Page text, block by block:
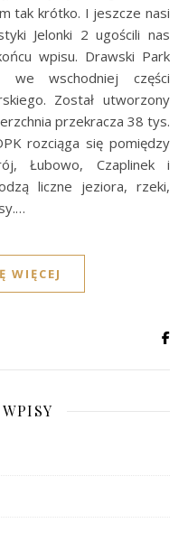
tak krótko. I jeszcze nasi
Jelonki 2 ugościli nas
wpisu. Drawski Park
we wschodniej części
Został utworzony
przekracza 38 tys.
rozciąga się pomiędzy
Łubowo, Czaplinek i
liczne jeziora, rzeki,
WIĘCEJ